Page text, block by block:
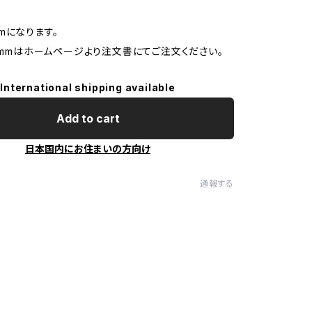
なります。
はホームページより注文書にてご注文ください。
International shipping available
Add to cart
日本国内にお住まいの方向け
通報する